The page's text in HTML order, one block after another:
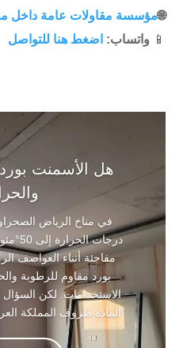
🌐مؤسسة مقاولات عامة داخل
📱 واتساب: اضغط هنا للتواصل
هل الأسمنت
في مناخ الرياض
درجات
مفاجئة أثناء العواصف
بورد مقاوم للرطوبة
الاستخدامات. لكن
المادة ظروف المملكة